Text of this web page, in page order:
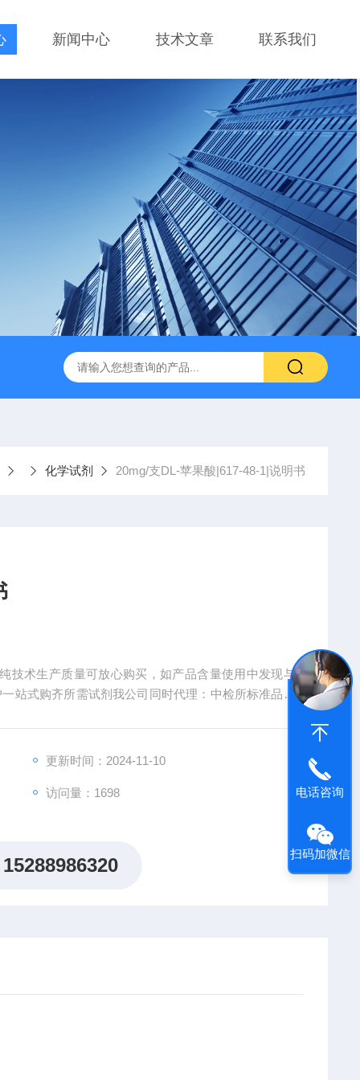
新闻中心 技术文章 联系我们
试剂盒,免费代测
化学试剂 20mg/支DL-苹果酸|617-48-1|说明书
技术生产质量可放心购买，如产品含量使用中发现与
站式购齐所需试剂我公司同时代理：中检所标准品、
更新时间：2024-11-10
访问量：1698
15288986320
电话咨询
扫码加微信